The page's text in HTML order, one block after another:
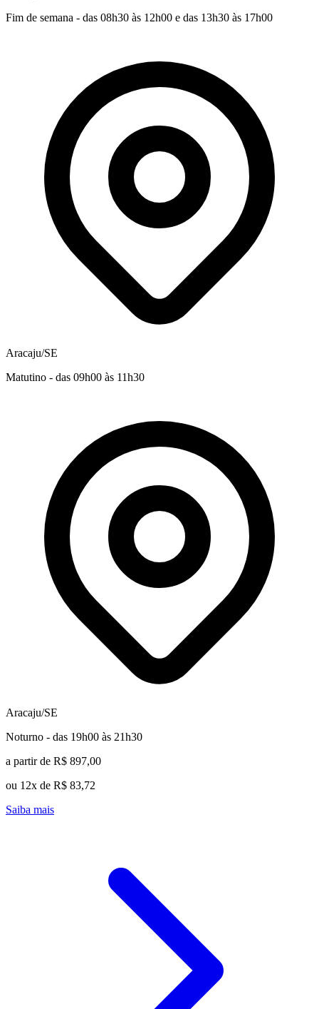
Fim de semana - das 08h30 às 12h00 e das 13h30 às 17h00
Aracaju/SE
Matutino - das 09h00 às 11h30
Aracaju/SE
Noturno - das 19h00 às 21h30
a partir de R$ 897,00
ou 12x de R$ 83,72
Saiba mais